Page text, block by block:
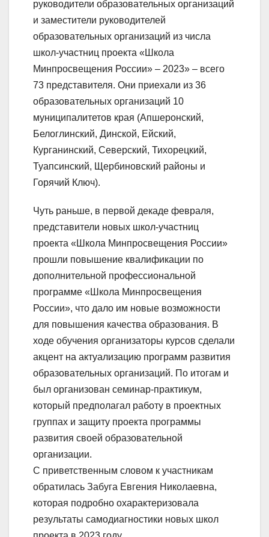
руководители образовательных организаций
и заместители руководителей
образовательных организаций из числа
школ-участниц проекта «Школа
Минпросвещения России» – 2023» – всего
73 представителя. Они приехали из 36
образовательных организаций 10
муниципалитетов края (Апшеронский,
Белоглинский, Динской, Ейский,
Курганинский, Северский, Тихорецкий,
Туапсинский, Щербиновский районы и
Горячий Ключ).
Чуть раньше, в первой декаде февраля,
представители новых школ-участниц
проекта «Школа Минпросвещения России»
прошли повышение квалификации по
дополнительной профессиональной
программе «Школа Минпросвещения
России», что дало им новые возможности
для повышения качества образования. В
ходе обучения организаторы курсов сделали
акцент на актуализацию программ развития
образовательных организаций. По итогам и
был организован семинар-практикум,
который предполагал работу в проектных
группах и защиту проекта программы
развития своей образовательной
организации.
С приветственным словом к участникам
обратилась Забуга Евгения Николаевна,
которая подробно охарактеризовала
результаты самодиагностики новых школ